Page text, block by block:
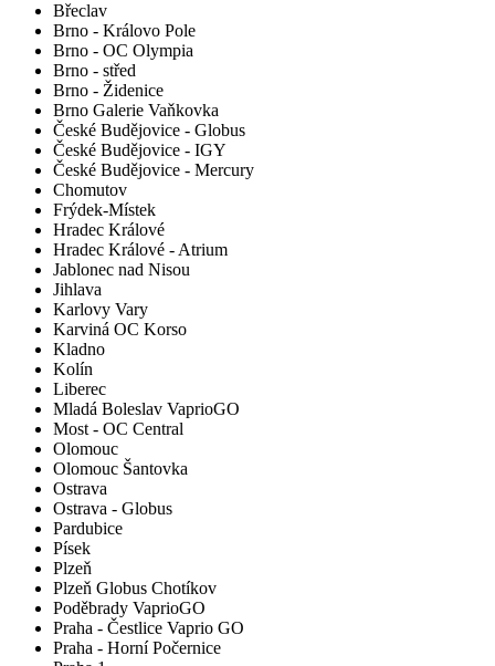
Břeclav
Brno - Královo Pole
Brno - OC Olympia
Brno - střed
Brno - Židenice
Brno Galerie Vaňkovka
České Budějovice - Globus
České Budějovice - IGY
České Budějovice - Mercury
Chomutov
Frýdek-Místek
Hradec Králové
Hradec Králové - Atrium
Jablonec nad Nisou
Jihlava
Karlovy Vary
Karviná OC Korso
Kladno
Kolín
Liberec
Mladá Boleslav VaprioGO
Most - OC Central
Olomouc
Olomouc Šantovka
Ostrava
Ostrava - Globus
Pardubice
Písek
Plzeň
Plzeň Globus Chotíkov
Poděbrady VaprioGO
Praha - Čestlice Vaprio GO
Praha - Horní Počernice